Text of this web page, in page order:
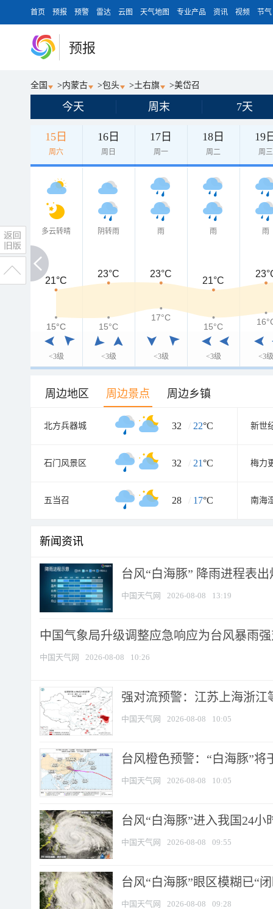
首页 预报 预警 雷达 云图 天气地图 专业产品 资讯 视频 节气
预报
全国 >内蒙古 >包头 >土右旗 >美岱召
今天 周末 7天
15日
周六
16日
周日
17日
周一
18日
周二
19
周三
多云转晴
<3级
阴转雨
<3级
雨
<3级
雨
<3级
雨
<3级
21°C
21°C
23°C 23°C
21°C
15°C
15°C 15°C
17°C
15°C
周边地区 周边景点 周边乡镇
北方兵器城 32 / 22°C 新世
石门风景区 32 / 21°C
五当召 28 / 17°C 南海
新闻资讯
台风“白海豚” 降雨进程表
中国天气网 2026-08-08 13:19
中国气象局升级调整应急响应为台风暴雨
中国天气网 2026-08-08 10:26
强对流预警：江苏上海浙江
中国天气网 2026-08-08 10:05
台风橙色预警：“白海豚”将
中国天气网 2026-08-08 10:05
台风“白海豚”进入我国24
中国天气网 2026-08-08 09:55
台风“白海豚”眼区模糊已“
中国天气网 2026-08-08 09:28